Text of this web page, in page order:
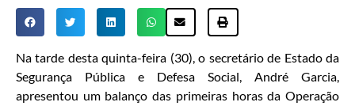
Na tarde desta quinta-feira (30), o secretário de Estado da
Segurança Pública e Defesa Social, André Garcia,
apresentou um balanço das primeiras horas da Operação